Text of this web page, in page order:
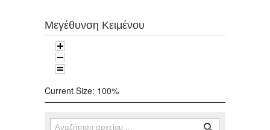
Μεγέθυνση Κειμένου
Current Size: 100%
Φόρμα αναζήτησης
Αναζήτηση